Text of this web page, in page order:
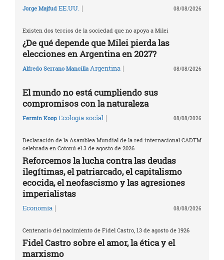
Jorge Majfud EE.UU. | 08/08/2026
Existen dos tercios de la sociedad que no apoya a Milei
¿De qué depende que Milei pierda las
elecciones en Argentina en 2027?
Alfredo Serrano Mancilla Argentina | 08/08/2026
El mundo no está cumpliendo sus
compromisos con la naturaleza
Fermín Koop Ecología social | 08/08/2026
Declaración de la Asamblea Mundial de la red internacional CADTM
celebrada en Cotonú el 3 de agosto de 2026
Reforcemos la lucha contra las deudas
ilegítimas, el patriarcado, el capitalismo
ecocida, el neofascismo y las agresiones
imperialistas
Economía | 08/08/2026
Centenario del nacimiento de Fidel Castro, 13 de agosto de 1926
Fidel Castro sobre el amor, la ética y el
marxismo